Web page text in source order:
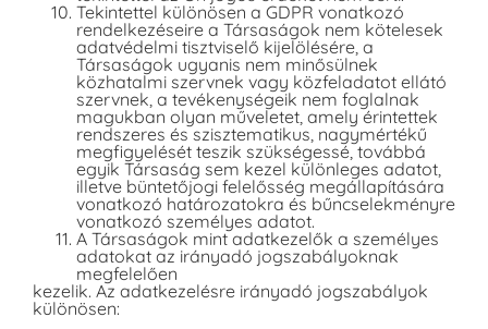
Tekintettel különösen a GDPR vonatkozó
rendelkezéseire a Társaságok nem kötelesek
adatvédelmi tisztviselő kijelölésére, a
Társaságok ugyanis nem minősülnek
közhatalmi szervnek vagy közfeladatot ellátó
szervnek, a tevékenységeik nem foglalnak
magukban olyan műveletet, amely érintettek
rendszeres és szisztematikus, nagymértékű
megfigyelését teszik szükségessé, továbbá
egyik Társaság sem kezel különleges adatot,
illetve büntetőjogi felelősség megállapítására
vonatkozó határozatokra és bűncselekményre
vonatkozó személyes adatot.
A Társaságok mint adatkezelők a személyes
adatokat az irányadó jogszabályoknak
megfelelően
kezelik. Az adatkezelésre irányadó jogszabályok
különösen: